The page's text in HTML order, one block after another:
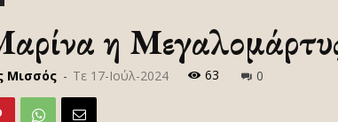
η
Μισσός - Τε 17-Ιούλ-2024 63 0